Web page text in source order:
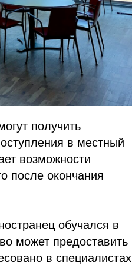
получить
в местный
возможности
после окончания
обучался в
может предоставить
в специалистах